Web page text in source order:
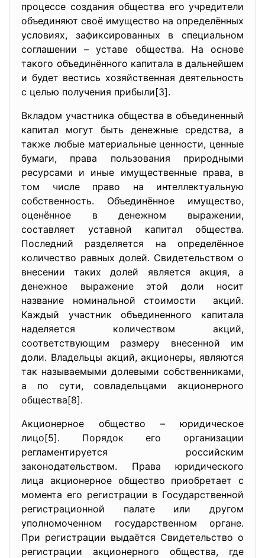
процессе создания общества его учредители
объединяют своё имущество на определённых
условиях, зафиксированных в специальном
соглашении – уставе общества. На основе
такого объединённого капитала в дальнейшем
и будет вестись хозяйственная деятельность
с целью получения прибыли[3].
Вкладом участника общества в объединенный
капитал могут быть денежные средства, а
также любые материальные ценности, ценные
бумаги, права пользования природными
ресурсами и иные имущественные права, в
том числе право на интеллектуальную
собственность. Объединённое имущество,
оценённое в денежном выражении,
составляет уставной капитал общества.
Последний разделяется на определённое
количество равных долей. Свидетельством о
внесении таких долей является акция, а
денежное выражение этой доли носит
название номинальной стоимости акций.
Каждый участник объединенного капитала
наделяется количеством акций,
соответствующим размеру внесенной им
доли. Владельцы акций, акционеры, являются
так называемыми долевыми собственниками,
а по сути, совладельцами акционерного
общества[8].
Акционерное общество – юридическое
лицо[5]. Порядок его организации
регламентируется российским
законодательством. Права юридического
лица акционерное общество приобретает с
момента его регистрации в Государственной
регистрационной палате или другом
уполномоченном государственном органе.
При регистрации выдаётся Свидетельство о
регистрации акционерного общества, где